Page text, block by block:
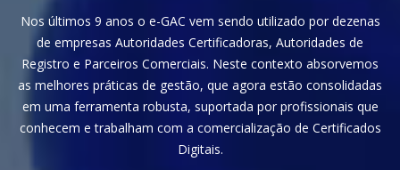
Nos últimos 9 anos o e-GAC vem sendo utilizado por dezenas
de empresas Autoridades Certificadoras, Autoridades de
Registro e Parceiros Comerciais. Neste contexto absorvemos
as melhores práticas de gestão, que agora estão consolidadas
em uma ferramenta robusta, suportada por profissionais que
conhecem e trabalham com a comercialização de Certificados
Digitais.